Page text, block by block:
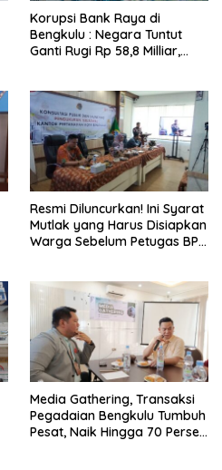
Korupsi Bank Raya di
Bengkulu : Negara Tuntut
Ganti Rugi Rp 58,8 Milliar,
Resmi Diluncurkan! Ini Syarat
Mutlak yang Harus Disiapkan
Warga Sebelum Petugas BPN
Media Gathering, Transaksi
Pegadaian Bengkulu Tumbuh
Pesat, Naik Hingga 70 Persen